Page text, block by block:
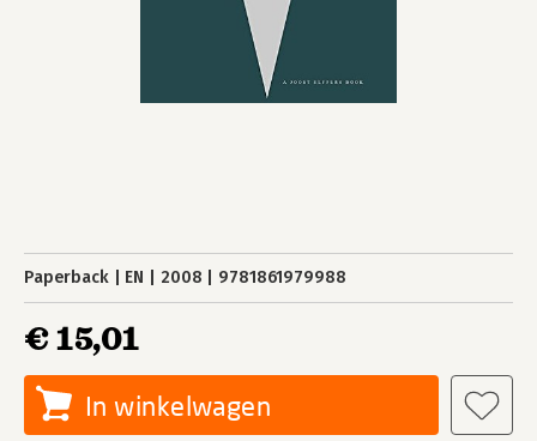
Paperback EN 2008 9781861979988
€ 15,01
In winkelwagen